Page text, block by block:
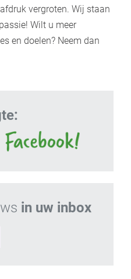
vergroten. Wij staan
Wilt u meer
en doelen? Neem dan
in uw inbox